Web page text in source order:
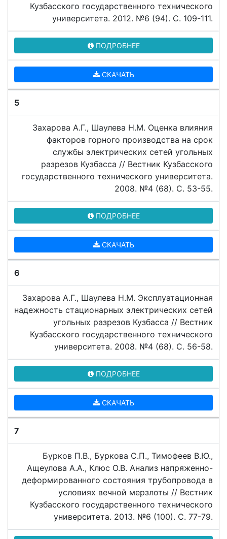
Кузбасского государственного технического
университета. 2012. №6 (94). C. 109-111.
ПОДРОБНЕЕ
СКАЧАТЬ
5
Захарова А.Г., Шаулева Н.М. Оценка влияния
факторов горного производства на срок
службы электрических сетей угольных
разрезов Кузбасса // Вестник Кузбасского
государственного технического университета.
2008. №4 (68). C. 53-55.
ПОДРОБНЕЕ
СКАЧАТЬ
6
Захарова А.Г., Шаулева Н.М. Эксплуатационная
надежность стационарных электрических сетей
угольных разрезов Кузбасса // Вестник
Кузбасского государственного технического
университета. 2008. №4 (68). C. 56-58.
ПОДРОБНЕЕ
СКАЧАТЬ
7
Бурков П.В., Буркова С.П., Тимофеев В.Ю.,
Ащеулова А.А., Клюс О.В. Анализ напряженно-
деформированного состояния трубопровода в
условиях вечной мерзлоты // Вестник
Кузбасского государственного технического
университета. 2013. №6 (100). C. 77-79.